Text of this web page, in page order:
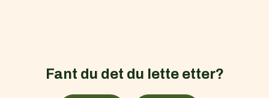
Fant du det du lette etter?